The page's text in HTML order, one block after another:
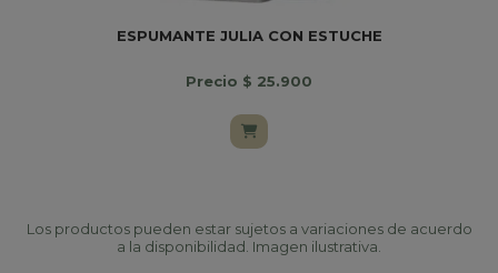
ESPUMANTE JULIA CON ESTUCHE
Precio $ 25.900
Los productos pueden estar sujetos a variaciones de acuerdo
a la disponibilidad. Imagen ilustrativa.